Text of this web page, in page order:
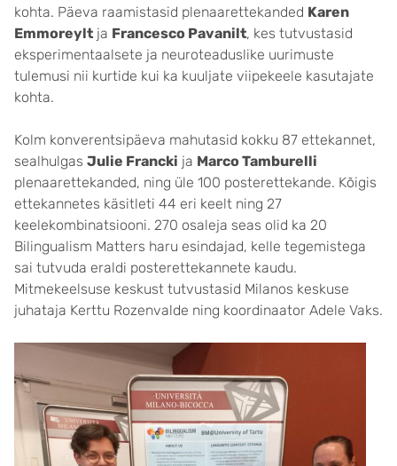
kohta. Päeva raamistasid plenaarettekanded Karen
Emmoreylt ja Francesco Pavanilt, kes tutvustasid
eksperimentaalsete ja neuroteaduslike uurimuste
tulemusi nii kurtide kui ka kuuljate viipekeele kasutajate
kohta.
Kolm konverentsipäeva mahutasid kokku 87 ettekannet,
sealhulgas Julie Francki ja Marco Tamburelli
plenaarettekanded, ning üle 100 posterettekande. Kõigis
ettekannetes käsitleti 44 eri keelt ning 27
keelekombinatsiooni. 270 osaleja seas olid ka 20
Bilingualism Matters haru esindajad, kelle tegemistega
sai tutvuda eraldi posterettekannete kaudu.
Mitmekeelsuse keskust tutvustasid Milanos keskuse
juhataja Kerttu Rozenvalde ning koordinaator Adele Vaks.